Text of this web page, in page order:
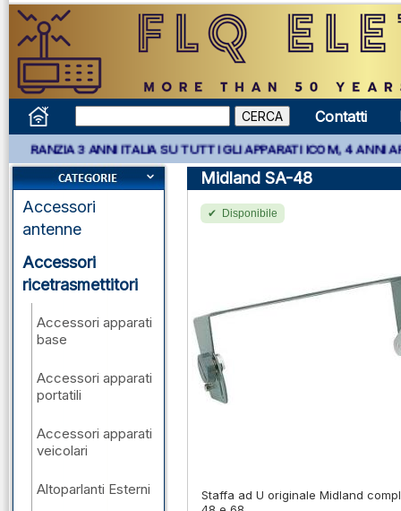
Contatti
ANNI ITALIA SU TUTTI GLI APPARATI ICOM, 4 ANNI APPARATI
Accessori
antenne
Accessori
ricetrasmettitori
Accessori apparati
base
Accessori apparati
portatili
Accessori apparati
veicolari
Altoparlanti Esterni
Midland SA-48
Disponibile
Staffa ad U originale Midland